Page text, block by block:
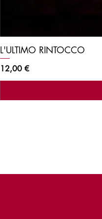
L'ULTIMO RINTOCCO
Prezzo
12,00 €